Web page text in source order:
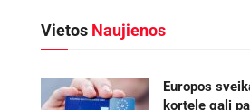
Vietos Naujienos
Europos
kortelę gali